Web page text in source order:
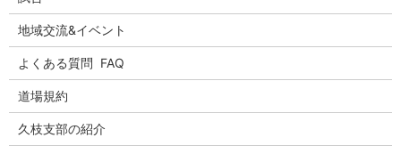
地域交流&イベント
よくある質問 FAQ
道場規約
久枝支部の紹介